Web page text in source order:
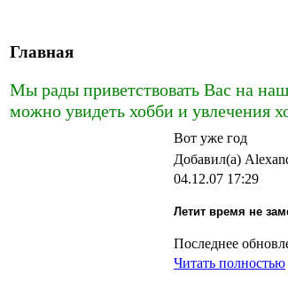
Главная
Мы рады приветствовать Вас на
можно увидеть хобби и увлечения
Вот уже год
Добавил(а)
04.12.07 17:29
Летит время не
Последнее
Читать полностью